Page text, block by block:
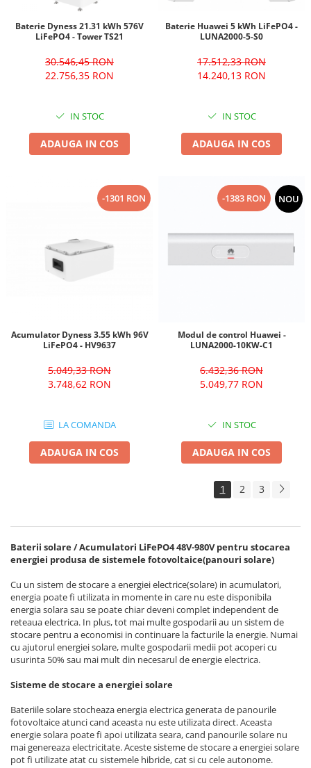
Baterie Dyness 21.31 kWh 576V
LiFePO4 - Tower TS21
30.546,45 RON
22.756,35 RON
IN STOC
ADAUGA IN COS
Baterie Huawei 5 kWh LiFePO4 -
LUNA2000-5-S0
17.512,33 RON
14.240,13 RON
IN STOC
ADAUGA IN COS
-1301 RON
Acumulator Dyness 3.55 kWh 96V
LiFePO4 - HV9637
5.049,33 RON
3.748,62 RON
LA COMANDA
ADAUGA IN COS
-1383 RON NOU
Modul de control Huawei -
LUNA2000-10KW-C1
6.432,36 RON
5.049,77 RON
IN STOC
ADAUGA IN COS
1 2 3
Baterii solare / Acumulatori LiFePO4 48V-980V pentru stocarea
energiei produsa de sistemele fotovoltaice(panouri solare)
Cu un sistem de stocare a energiei electrice(solare) in acumulatori,
energia poate fi utilizata in momente in care nu este disponibila
energia solara sau se poate chiar deveni complet independent de
reteaua electrica. In plus, tot mai multe gospodarii au un sistem de
stocare pentru a economisi in continuare la facturile la energie. Numai
cu ajutorul energiei solare, multe gospodarii medii pot acoperi cu
usurinta 50% sau mai mult din necesarul de energie electrica.
Sisteme de stocare a energiei solare
Bateriile solare stocheaza energia electrica generata de panourile
fotovoltaice atunci cand aceasta nu este utilizata direct. Aceasta
energie solara poate fi apoi utilizata seara, cand panourile solare nu
mai genereaza electricitate. Aceste sisteme de stocare a energiei solare
pot fi utilizate atat cu sistemele hibride, cat si cu cele autonome.